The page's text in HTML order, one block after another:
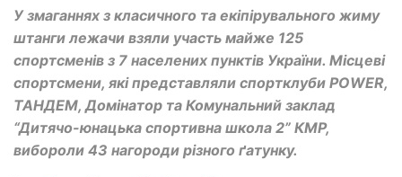
У змаганнях з класичного та екіпірувального жиму
штанги лежачи взяли участь майже 125
спортсменів з 7 населених пунктів України. Місцеві
спортсмени, які представляли спортклуби POWER,
ТАНДЕМ, Домінатор та Комунальний заклад
“Дитячо-юнацька спортивна школа 2” КМР,
вибороли 43 нагороди різного ґатунку.